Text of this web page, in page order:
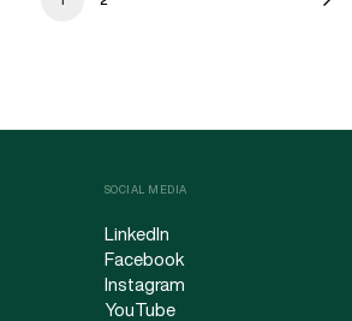
SOCIAL MEDIA
LinkedIn
Facebook
Instagram
YouTube